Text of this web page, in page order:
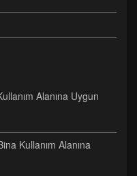
Alanına Uygun
Kullanım Alanına